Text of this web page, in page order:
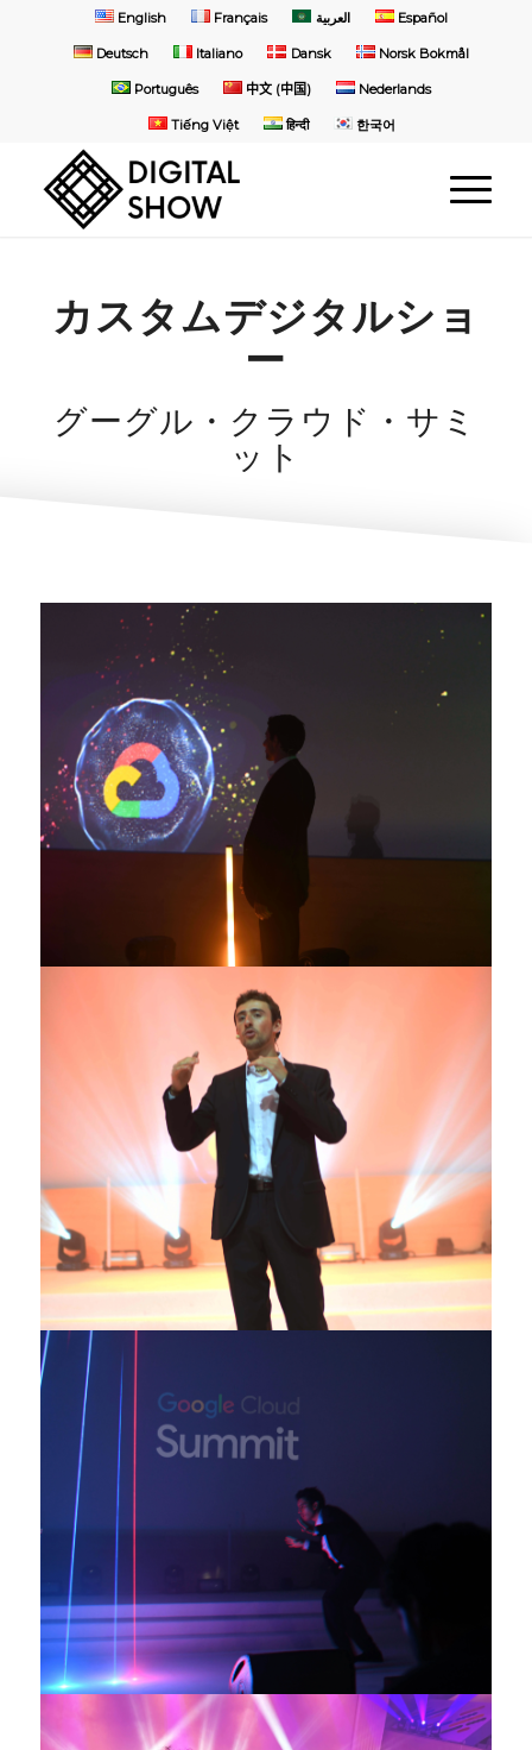
English Français العربية Español
Deutsch Italiano Dansk Norsk Bokmål
Português 中文 (中国) Nederlands
Tiếng Việt हिन्दी 한국어
カスタムデジタルショ
ー
グーグル・クラウド・サミ
ット